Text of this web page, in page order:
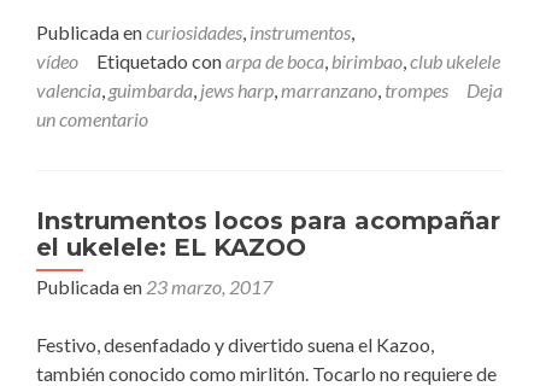
Publicada encuriosidades, instrumentos,
vídeo
Etiquetado conarpa de boca, birimbao,club ukelele
valencia, guimbarda, jews harp,marranzano, trompes
Deja
un comentario
Instrumentos locos para acompañar
el ukelele: EL KAZOO
Publicada en 23 marzo, 2017
Festivo, desenfadado y divertido suena el Kazoo,
también conocido como mirlitón. Tocarlo no requiere de